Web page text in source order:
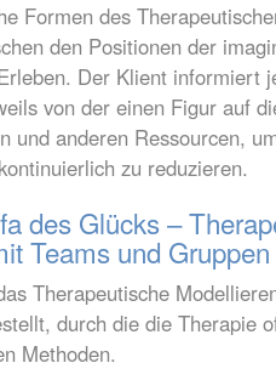
Formen des
den Positionen der
Der Klient informiert
von der einen Figur auf
und anderen Ressourcen,
zu reduzieren.
des Glücks –
Teams und Gruppen
Therapeutische
durch die die Therapie
Methoden.